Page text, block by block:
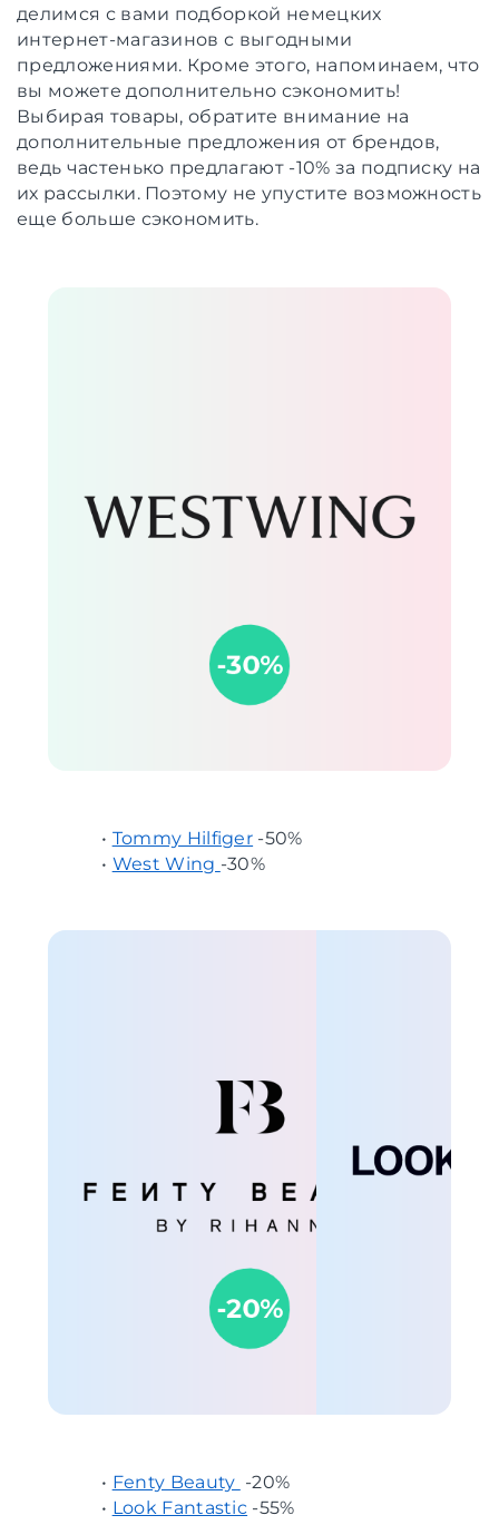
делимся с вами подборкой немецких
интернет-магазинов с выгодными
предложениями. Кроме этого, напоминаем, что
вы можете дополнительно сэкономить!
Выбирая товары, обратите внимание на
дополнительные предложения от брендов,
ведь частенько предлагают -10% за подписку на
их рассылки. Поэтому не упустите возможность
еще больше сэкономить.
• Tommy Hilfiger -50%
• West Wing -30%
• Fenty Beauty -20%
• Look Fantastic -55%